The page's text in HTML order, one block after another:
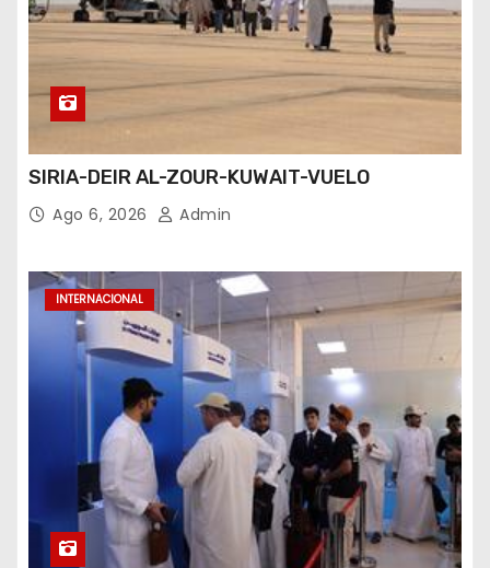
SIRIA-DEIR AL-ZOUR-KUWAIT-VUELO
Ago 6, 2026 Admin
INTERNACIONAL